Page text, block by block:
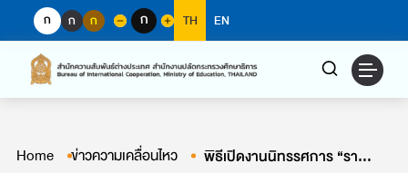
content
ก ก ก ก TH EN
Home ข่าวความเคลื่อนไหว พิธีเปิดงานนิทรรศการ “ราชพัสตราสู่สากล”